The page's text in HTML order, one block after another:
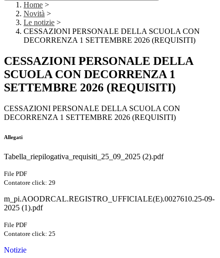
Home >
Novità >
Le notizie >
CESSAZIONI PERSONALE DELLA SCUOLA CON
DECORRENZA 1 SETTEMBRE 2026 (REQUISITI)
CESSAZIONI PERSONALE DELLA
SCUOLA CON DECORRENZA 1
SETTEMBRE 2026 (REQUISITI)
CESSAZIONI PERSONALE DELLA SCUOLA CON
DECORRENZA 1 SETTEMBRE 2026 (REQUISITI)
Allegati
Tabella_riepilogativa_requisiti_25_09_2025 (2).pdf
File PDF
Contatore click: 29
m_pi.AOODRCAL.REGISTRO_UFFICIALE(E).0027610.25-09-
2025 (1).pdf
File PDF
Contatore click: 25
Notizie